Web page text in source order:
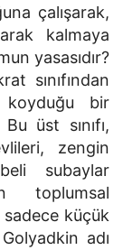
çalışarak,
kalmaya
yasasıdır?
sınıfından
koyduğu bir
üst sınıfı,
zengin
subaylar
toplumsal
sadece küçük
adı